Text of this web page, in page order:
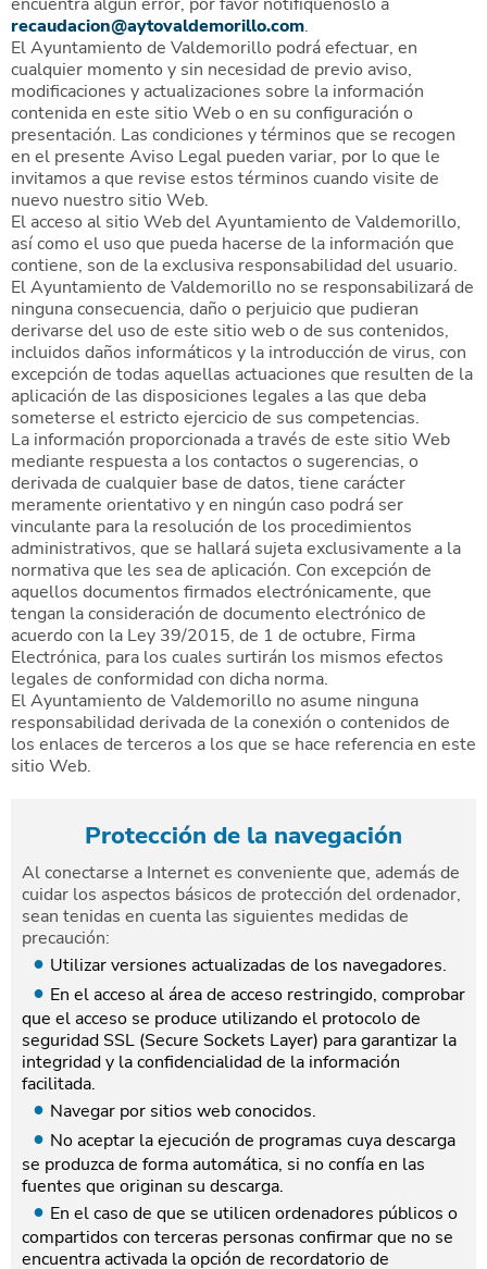
recaudacion@aytovaldemorillo.com.
El Ayuntamiento de Valdemorillo podrá efectuar, en
cualquier momento y sin necesidad de previo aviso,
modificaciones y actualizaciones sobre la información
contenida en este sitio Web o en su configuración o
presentación. Las condiciones y términos que se recogen
en el presente Aviso Legal pueden variar, por lo que le
invitamos a que revise estos términos cuando visite de
nuevo nuestro sitio Web.
El acceso al sitio Web del Ayuntamiento de Valdemorillo,
así como el uso que pueda hacerse de la información que
contiene, son de la exclusiva responsabilidad del usuario.
El Ayuntamiento de Valdemorillo no se responsabilizará de
ninguna consecuencia, daño o perjuicio que pudieran
derivarse del uso de este sitio web o de sus contenidos,
incluidos daños informáticos y la introducción de virus, con
excepción de todas aquellas actuaciones que resulten de la
aplicación de las disposiciones legales a las que deba
someterse el estricto ejercicio de sus competencias.
La información proporcionada a través de este sitio Web
mediante respuesta a los contactos o sugerencias, o
derivada de cualquier base de datos, tiene carácter
meramente orientativo y en ningún caso podrá ser
vinculante para la resolución de los procedimientos
administrativos, que se hallará sujeta exclusivamente a la
normativa que les sea de aplicación. Con excepción de
aquellos documentos firmados electrónicamente, que
tengan la consideración de documento electrónico de
acuerdo con la Ley 39/2015, de 1 de octubre, Firma
Electrónica, para los cuales surtirán los mismos efectos
legales de conformidad con dicha norma.
El Ayuntamiento de Valdemorillo no asume ninguna
responsabilidad derivada de la conexión o contenidos de
los enlaces de terceros a los que se hace referencia en este
sitio Web.
Protección de la navegación
Al conectarse a Internet es conveniente que, además de
cuidar los aspectos básicos de protección del ordenador,
sean tenidas en cuenta las siguientes medidas de
precaución:
Utilizar versiones actualizadas de los navegadores.
En el acceso al área de acceso restringido, comprobar
que el acceso se produce utilizando el protocolo de
seguridad SSL (Secure Sockets Layer) para garantizar la
integridad y la confidencialidad de la información
facilitada.
Navegar por sitios web conocidos.
No aceptar la ejecución de programas cuya descarga
se produzca de forma automática, si no confía en las
fuentes que originan su descarga.
En el caso de que se utilicen ordenadores públicos o
compartidos con terceras personas confirmar que no se
encuentra activada la opción de recordatorio de